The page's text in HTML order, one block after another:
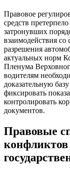
Правовое
средств
затронувших
взаимодействия
разрешения
актуальных норм
Пленума
водителям
доказательную
фиксировать
контролировать
документов.
Правовые